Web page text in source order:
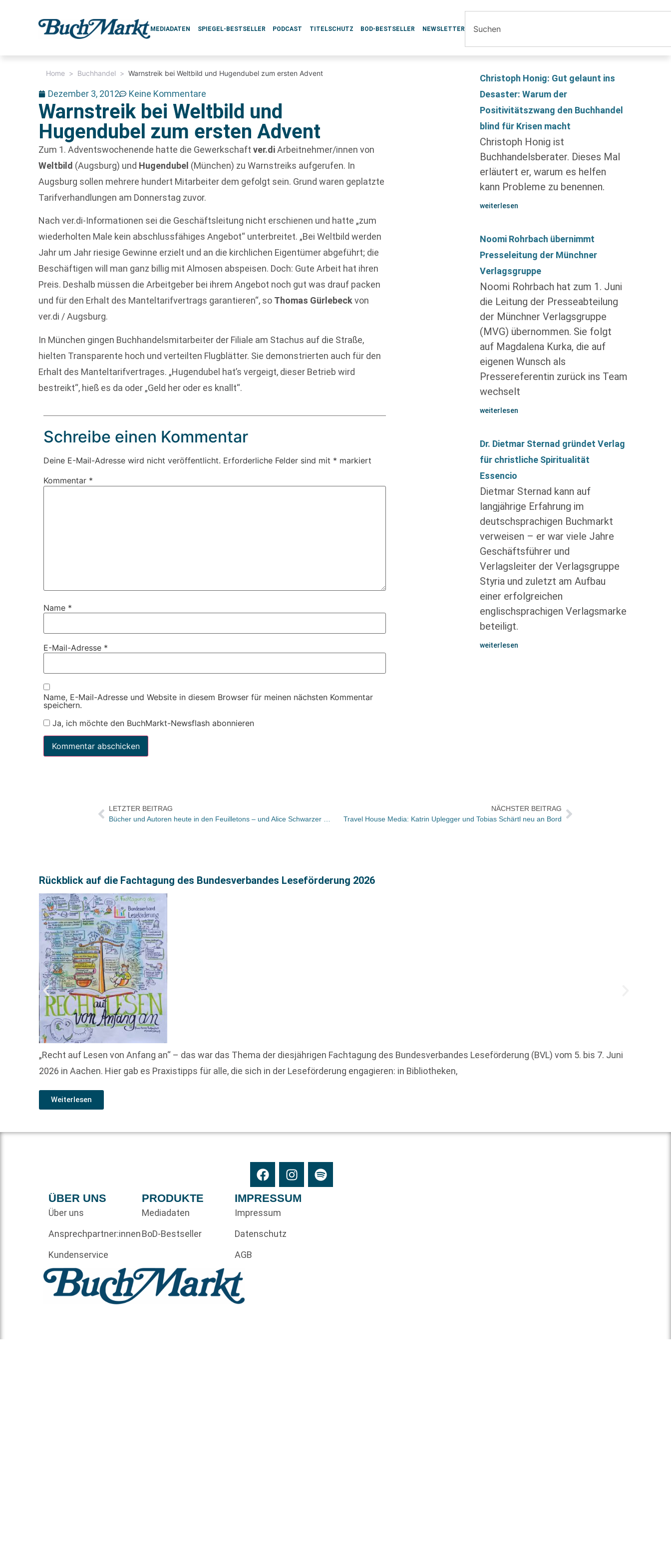
MEDIADATEN SPIEGEL-BESTSELLER PODCAST TITELSCHUTZ BOD-BESTSELLER NEWSLETTER
Home > Buchhandel > Warnstreik bei Weltbild und Hugendubel zum ersten Advent
Dezember 3, 2012 Keine Kommentare
Warnstreik bei Weltbild und
Hugendubel zum ersten Advent
Zum 1. Adventswochenende hatte die Gewerkschaftver.diArbeitnehmer/innen von
Weltbild (Augsburg) und Hugendubel (München) zu Warnstreiks aufgerufen. In
Augsburg sollen mehrere hundert Mitarbeiter dem gefolgt sein. Grund waren geplatzte
Tarifverhandlungen am Donnerstag zuvor.
Nach ver.di-Informationen sei die Geschäftsleitung nicht erschienen und hatte „zum
wiederholten Male kein abschlussfähiges Angebot“ unterbreitet. „Bei Weltbild werden
Jahr um Jahr riesige Gewinne erzielt und an die kirchlichen Eigentümer abgeführt; die
Beschäftigen will man ganz billig mit Almosen abspeisen. Doch: Gute Arbeit hat ihren
Preis. Deshalb müssen die Arbeitgeber bei ihrem Angebot noch gut was drauf packen
und für den Erhalt des Manteltarifvertrags garantieren“, so Thomas Gürlebeckvon
ver.di / Augsburg.
In München gingen Buchhandelsmitarbeiter der Filiale am Stachus auf die Straße,
hielten Transparente hoch und verteilten Flugblätter. Sie demonstrierten auch für den
Erhalt des Manteltarifvertrages. „Hugendubel hat’s vergeigt, dieser Betrieb wird
bestreikt“, hieß es da oder „Geld her oder es knallt“.
Schreibe einen Kommentar
Deine E-Mail-Adresse wird nicht veröffentlicht. Erforderliche Felder sind mit * markiert
Kommentar *
Name *
E-Mail-Adresse *
Name, E-Mail-Adresse und Website in diesem Browser für meinen nächsten Kommentar
speichern.
Ja, ich möchte den BuchMarkt-Newsflash abonnieren
Christoph Honig: Gut gelaunt ins
Desaster: Warum der
Positivitätszwang den Buchhandel
blind für Krisen macht
Christoph Honig ist
Buchhandelsberater. Dieses Mal
erläutert er, warum es helfen
kann Probleme zu benennen.
weiterlesen
Noomi Rohrbach übernimmt
Presseleitung der Münchner
Verlagsgruppe
Noomi Rohrbach hat zum 1. Juni
die Leitung der Presseabteilung
der Münchner Verlagsgruppe
(MVG) übernommen. Sie folgt
auf Magdalena Kurka, die auf
eigenen Wunsch als
Pressereferentin zurück ins Team
wechselt
weiterlesen
Dr. Dietmar Sternad gründet Verlag
für christliche Spiritualität
Essencio
Dietmar Sternad kann auf
langjährige Erfahrung im
deutschsprachigen Buchmarkt
verweisen – er war viele Jahre
Geschäftsführer und
Verlagsleiter der Verlagsgruppe
Styria und zuletzt am Aufbau
einer erfolgreichen
englischsprachigen Verlagsmarke
beteiligt.
weiterlesen
LETZTER BEITRAG
NÄCHSTER BEITRAG
Travel House Media: Katrin Uplegger und Tobias Schärtl neu an Bord
Rückblick auf die Fachtagung des Bundesverbandes Leseförderung 2026
„Recht auf Lesen von Anfang an“ – das war das Thema der diesjährigen Fachtagung des Bundesverbandes Leseförderung (BVL) vom 5. bis 7. Juni
2026 in Aachen. Hier gab es Praxistipps für alle, die sich in der Leseförderung engagieren: in Bibliotheken,
Weiterlesen
ÜBER UNS
Über uns
Ansprechpartner:innen
Kundenservice
PRODUKTE
Mediadaten
BoD-Bestseller
IMPRESSUM
Impressum
Datenschutz
AGB